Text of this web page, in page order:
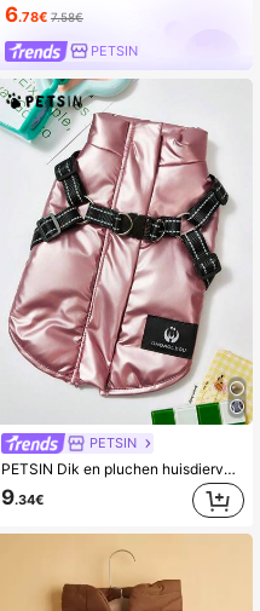
6.78€ 7.58€
PETSIN
PETSIN
PETSIN Dik en pluchen huisdiervest voor de herfst-winter – schattige en comfortabele warme jas ontworpen voor kleine honden, katten en kleine dierenvrienden, ideaal om in te loungen of buiten te wandelen
9.34€